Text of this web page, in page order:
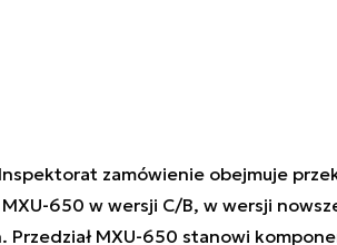
zamówienie obejmuje
650 w wersji C/B, w wersji
Przedział MXU-650 stanowi